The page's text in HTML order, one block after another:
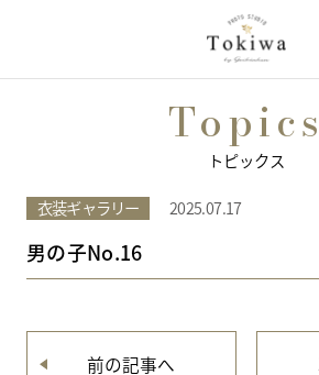
Topics
トピックス
衣装ギャラリー 2025.07.17
男の子No.16
前の記事へ